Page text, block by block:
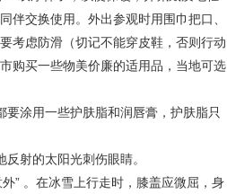
交换使用。外出参观时用围巾把口、
考虑防滑（切记不能穿皮鞋，否则行动
购买一些物美价廉的适用品，当地可选
涂用一些护肤脂和润唇膏，护肤脂只
射的太阳光刺伤眼睛。
” 。在冰雪上行走时，膝盖应微屈，身